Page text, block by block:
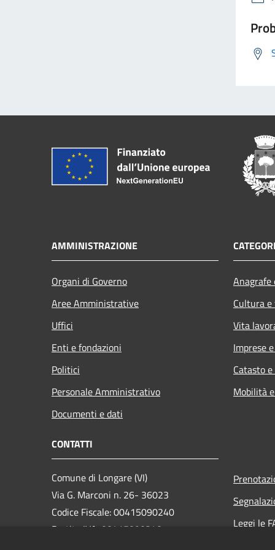
AMMINISTRAZIONE
Organi di Governo
Aree Amministrative
Uffici
Enti e fondazioni
Politici
Personale Amministrativo
Documenti e dati
Cultura
Vita
Imprese
Catasto
Mobilità
CONTATTI
Comune di Longare (VI)
Via G. Marconi n. 26- 36023
Codice Fiscale: 00415090240
Partita IVA: 00415090240
Leggi le